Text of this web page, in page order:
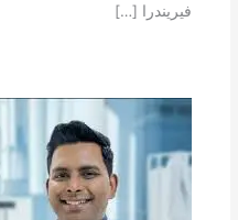
فيريندرا […]